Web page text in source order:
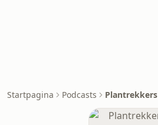
Startpagina Podcasts Plantrekkers